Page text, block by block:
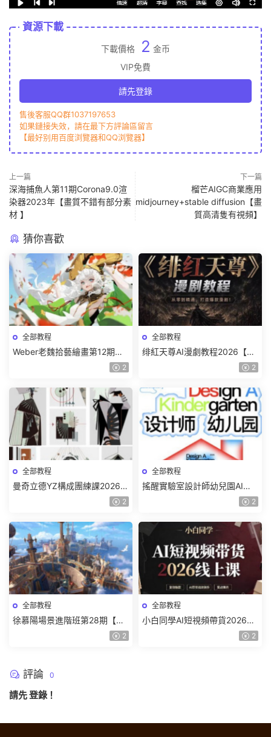
資源下載
下載價格 2 金币
VIP免費
請先登錄
售後客服QQ群1037197653
如果鏈接失效，請在最下方評論區留言
【最好别用百度浏覽器和QQ浏覽器】
上一篇
深海捕魚人第11期Corona9.0渲
染器2023年【畫質不錯有部分素
材 】
下一篇
榴芒AIGC商業應用
midjourney+stable diffusion【畫
質高清隻有視頻】
猜你喜歡
全部教程
Weber老魏拾藝繪畫第12期角
色特訓班【畫質不錯隻有視
2
全部教程
绯紅天尊AI漫劇教程2026【畫
2
全部教程
曼奇立德YZ構成團練課2026年
8月已結課【畫質高清有課件】
2
全部教程
搖醒實驗室設計師幼兒園AI軟
件基礎課2025【畫質不錯有素
2
全部教程
徐慕陽場景進階班第28期【畫
2
全部教程
小白同學AI短視頻帶貨2026線
2
評論 0
請先登錄 ！